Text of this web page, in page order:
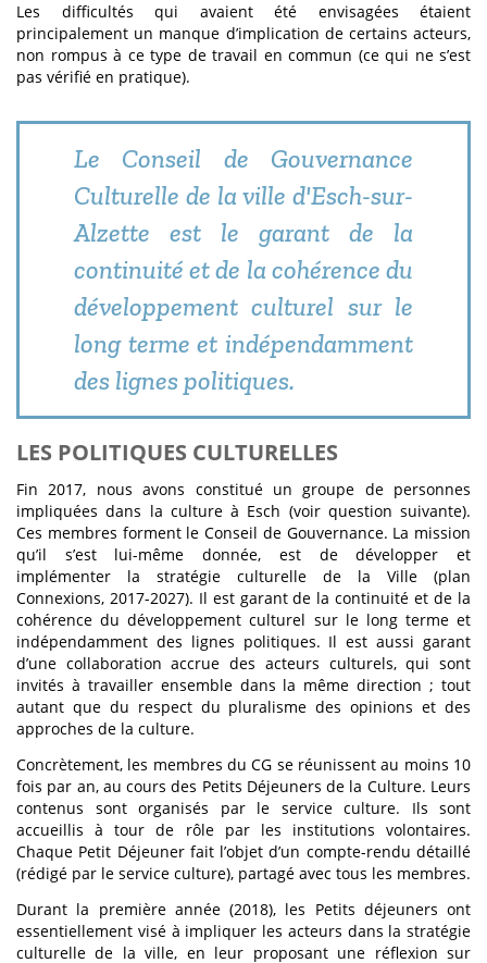
Les difficultés qui avaient été envisagées étaient
principalement un manque d’implication de certains acteurs,
non rompus à ce type de travail en commun (ce qui ne s’est
pas vérifié en pratique).
Le Conseil de Gouvernance
Culturelle de la ville d'Esch-sur-
Alzette est le garant de la
continuité et de la cohérence du
développement culturel sur le
long terme et indépendamment
des lignes politiques.
LES POLITIQUES CULTURELLES
Fin 2017, nous avons constitué un groupe de personnes
impliquées dans la culture à Esch (voir question suivante).
Ces membres forment le Conseil de Gouvernance. La mission
qu’il s’est lui-même donnée, est de développer et
implémenter la stratégie culturelle de la Ville (plan
Connexions, 2017-2027). Il est garant de la continuité et de la
cohérence du développement culturel sur le long terme et
indépendamment des lignes politiques. Il est aussi garant
d’une collaboration accrue des acteurs culturels, qui sont
invités à travailler ensemble dans la même direction ; tout
autant que du respect du pluralisme des opinions et des
approches de la culture.
Concrètement, les membres du CG se réunissent au moins 10
fois par an, au cours des Petits Déjeuners de la Culture. Leurs
contenus sont organisés par le service culture. Ils sont
accueillis à tour de rôle par les institutions volontaires.
Chaque Petit Déjeuner fait l’objet d’un compte-rendu détaillé
(rédigé par le service culture), partagé avec tous les membres.
Durant la première année (2018), les Petits déjeuners ont
essentiellement visé à impliquer les acteurs dans la stratégie
culturelle de la ville, en leur proposant une réflexion sur